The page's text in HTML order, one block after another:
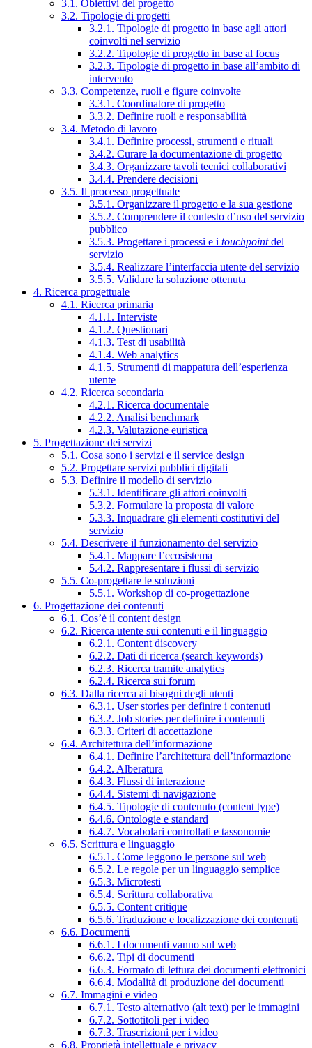
3.1. Obiettivi del progetto
3.2. Tipologie di progetti
3.2.1. Tipologie di progetto in base agli attori
coinvolti nel servizio
3.2.2. Tipologie di progetto in base al focus
3.2.3. Tipologie di progetto in base all’ambito di
intervento
3.3. Competenze, ruoli e figure coinvolte
3.3.1. Coordinatore di progetto
3.3.2. Definire ruoli e responsabilità
3.4. Metodo di lavoro
3.4.1. Definire processi, strumenti e rituali
3.4.2. Curare la documentazione di progetto
3.4.3. Organizzare tavoli tecnici collaborativi
3.4.4. Prendere decisioni
3.5. Il processo progettuale
3.5.1. Organizzare il progetto e la sua gestione
3.5.2. Comprendere il contesto d’uso del servizio
pubblico
3.5.3. Progettare i processi e i touchpointdel
servizio
3.5.4. Realizzare l’interfaccia utente del servizio
3.5.5. Validare la soluzione ottenuta
4. Ricerca progettuale
4.1. Ricerca primaria
4.1.1. Interviste
4.1.2. Questionari
4.1.3. Test di usabilità
4.1.4. Web analytics
4.1.5. Strumenti di mappatura dell’esperienza
utente
4.2. Ricerca secondaria
4.2.1. Ricerca documentale
4.2.2. Analisi benchmark
4.2.3. Valutazione euristica
5. Progettazione dei servizi
5.1. Cosa sono i servizi e il service design
5.2. Progettare servizi pubblici digitali
5.3. Definire il modello di servizio
5.3.1. Identificare gli attori coinvolti
5.3.2. Formulare la proposta di valore
5.3.3. Inquadrare gli elementi costitutivi del
servizio
5.4. Descrivere il funzionamento del servizio
5.4.1. Mappare l’ecosistema
5.4.2. Rappresentare i flussi di servizio
5.5. Co-progettare le soluzioni
5.5.1. Workshop di co-progettazione
6. Progettazione dei contenuti
6.1. Cos’è il content design
6.2. Ricerca utente sui contenuti e il linguaggio
6.2.1. Content discovery
6.2.2. Dati di ricerca (search keywords)
6.2.3. Ricerca tramite analytics
6.2.4. Ricerca sui forum
6.3. Dalla ricerca ai bisogni degli utenti
6.3.1. User stories per definire i contenuti
6.3.2. Job stories per definire i contenuti
6.3.3. Criteri di accettazione
6.4. Architettura dell’informazione
6.4.1. Definire l’architettura dell’informazione
6.4.2. Alberatura
6.4.3. Flussi di interazione
6.4.4. Sistemi di navigazione
6.4.5. Tipologie di contenuto (content type)
6.4.6. Ontologie e standard
6.4.7. Vocabolari controllati e tassonomie
6.5. Scrittura e linguaggio
6.5.1. Come leggono le persone sul web
6.5.2. Le regole per un linguaggio semplice
6.5.3. Microtesti
6.5.4. Scrittura collaborativa
6.5.5. Content critique
6.5.6. Traduzione e localizzazione dei contenuti
6.6. Documenti
6.6.1. I documenti vanno sul web
6.6.2. Tipi di documenti
6.6.3. Formato di lettura dei documenti elettronici
6.6.4. Modalità di produzione dei documenti
6.7. Immagini e video
6.7.1. Testo alternativo (alt text) per le immagini
6.7.2. Sottotitoli per i video
6.7.3. Trascrizioni per i video
6.8. Proprietà intellettuale e privacy